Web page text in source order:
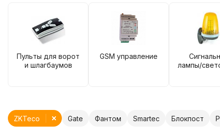
Пульты для ворот
и шлагбаумов
GSM управление
лампы/
Gate Фантом Smartec Блокпост
ZKTeco